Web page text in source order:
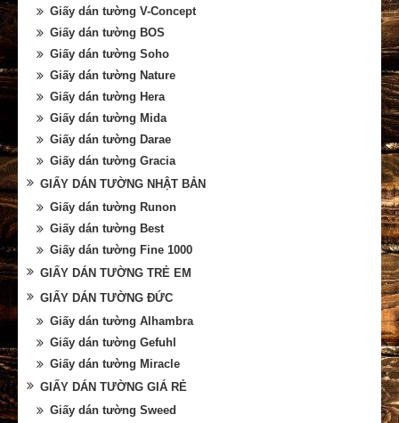
Giấy dán tường V-Concept
Giấy dán tường BOS
Giấy dán tường Soho
Giấy dán tường Nature
Giấy dán tường Hera
Giấy dán tường Mida
Giấy dán tường Darae
Giấy dán tường Gracia
GIẤY DÁN TƯỜNG NHẬT BẢN
Giấy dán tường Runon
Giấy dán tường Best
Giấy dán tường Fine 1000
GIẤY DÁN TƯỜNG TRẺ EM
GIẤY DÁN TƯỜNG ĐỨC
Giấy dán tường Alhambra
Giấy dán tường Gefuhl
Giấy dán tường Miracle
GIẤY DÁN TƯỜNG GIÁ RẺ
Giấy dán tường Sweed